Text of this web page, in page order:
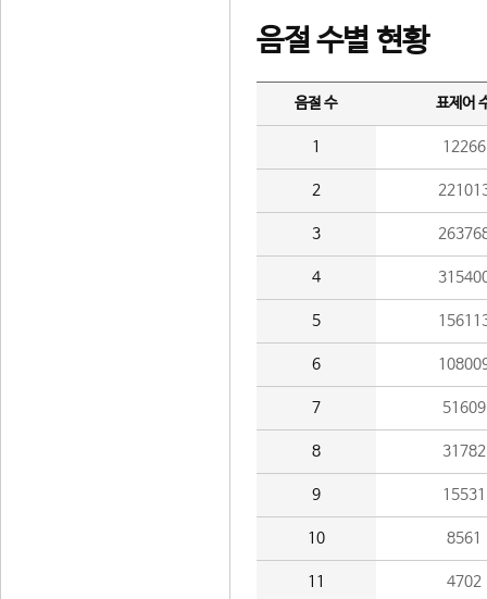
음절 수별 현황
음절 수 표제어
1 12266
2
3
4
5
6
7 51609
8 31782
9 15531
10 8561
11 4702